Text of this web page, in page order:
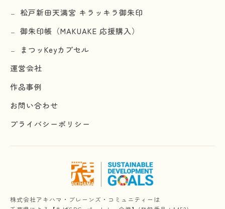
松戸新田天満宮 キラッキラ御朱印
御朱印帳（MAKUAKE 応援購入）
まつッKeyカプセル
運営会社
作品事例
お問い合わせ
プライバシーポリシー
株式会社アキハマ・ブレーンズ・コミュニティーは